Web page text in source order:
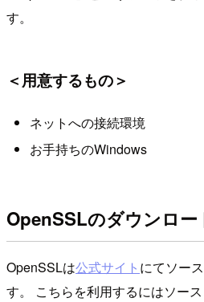
す。
＜用意するもの＞
ネットへの接続環境
お手持ちのWindows
OpenSSLのダウンロ
OpenSSLは公式サイト にてソー
す。 こちらを利用するにはソー